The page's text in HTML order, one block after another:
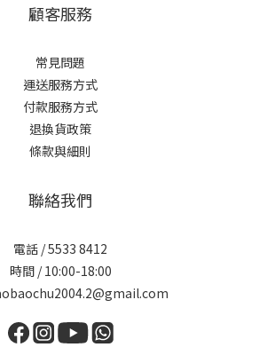
顧客服務
常見問題
運送服務方式
付款服務方式
退換貨政策
條款與細則
聯絡我們
電話 / 5533 8412
時間 / 10:00-18:00